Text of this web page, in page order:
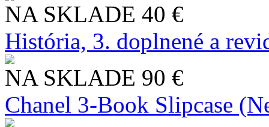
NA SKLADE 40 €
História, 3. doplnené a
NA SKLADE 90 €
Chanel 3-Book Slipcase